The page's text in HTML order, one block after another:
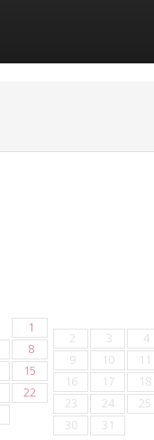
1
8
15
22
2
3 4
9
10 11
16
17 18
23
24 25
30
31